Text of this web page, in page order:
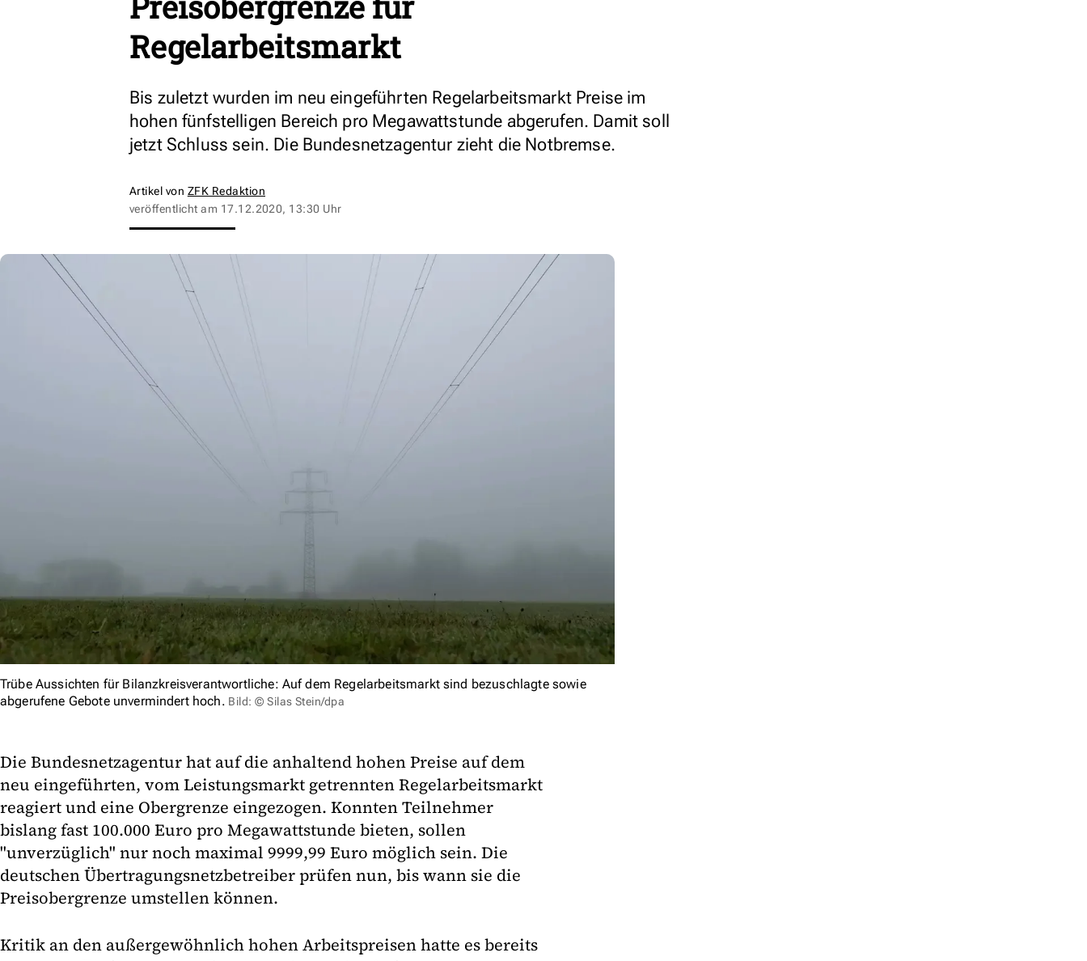
Regelarbeitsmarkt
Bis zuletzt wurden im neu eingeführten Regelarbeitsmarkt Preise im
hohen fünfstelligen Bereich pro Megawattstunde abgerufen. Damit soll
jetzt Schluss sein. Die Bundesnetzagentur zieht die Notbremse.
Artikel von ZFK Redaktion
veröffentlicht am 17.12.2020, 13:30 Uhr
Trübe Aussichten für Bilanzkreisverantwortliche: Auf dem Regelarbeitsmarkt sind bezuschlagte sowie
abgerufene Gebote unvermindert hoch. Bild: © Silas Stein/dpa
Die Bundesnetzagentur hat auf die anhaltend hohen Preise auf dem
neu eingeführten, vom Leistungsmarkt getrennten Regelarbeitsmarkt
reagiert und eine Obergrenze eingezogen. Konnten Teilnehmer
bislang fast 100.000 Euro pro Megawattstunde bieten, sollen
"unverzüglich" nur noch maximal 9999,99 Euro möglich sein. Die
deutschen Übertragungsnetzbetreiber prüfen nun, bis wann sie die
Preisobergrenze umstellen können.
Kritik an den außergewöhnlich hohen Arbeitspreisen hatte es bereits